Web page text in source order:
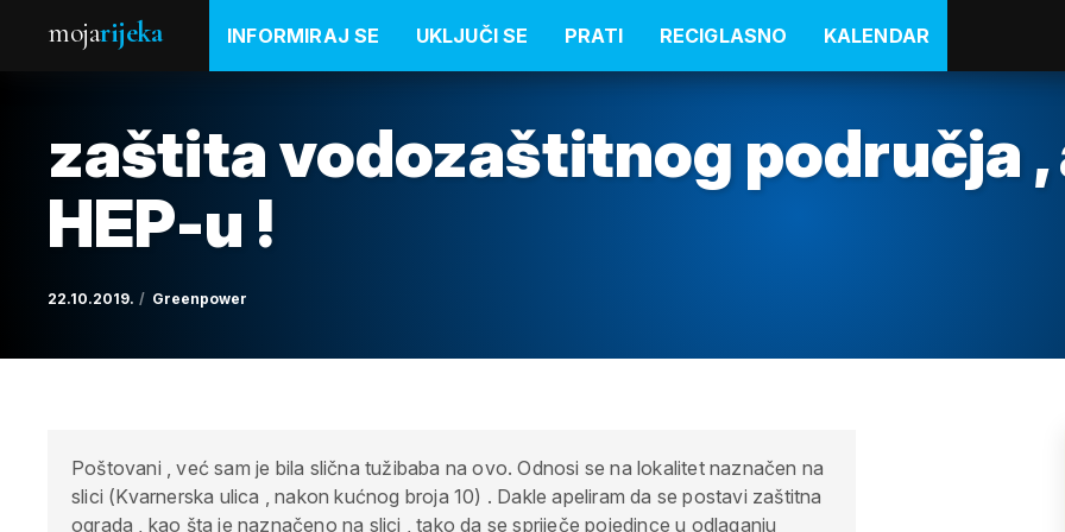
mojarijeka INFORMIRAJ SE UKLJUČI SE PRATI RECIGLASNO KALENDAR
zaštita vodozaštitnog područja ,
HEP-u !
22.10.2019. Greenpower
Poštovani , već sam je bila slična tužibaba na ovo. Odnosi se na lokalitet naznačen na
slici (Kvarnerska ulica , nakon kućnog broja 10) . Dakle apeliram da se postavi zaštitna
ograda , kao šta je naznačeno na slici , tako da se spriječe pojedince u odlaganju